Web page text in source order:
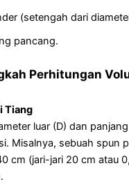
(setengah dari
pancang.
Perhitungan
Tiang
luar (D) dan
Misalnya, sebuah spun
cm (jari-jari 20 cm atau